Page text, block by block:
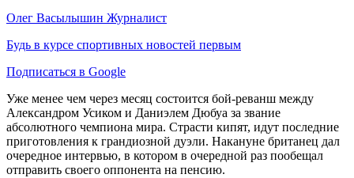
Олег Васылышин Журналист
Будь в курсе спортивных новостей первым
Подписаться в Google
Уже менее чем через месяц состоится бой-реванш между
Александром Усиком и Даниэлем Дюбуа за звание
абсолютного чемпиона мира. Страсти кипят, идут последние
приготовления к грандиозной дуэли. Накануне британец дал
очередное интервью, в котором в очередной раз пообещал
отправить своего оппонента на пенсию.